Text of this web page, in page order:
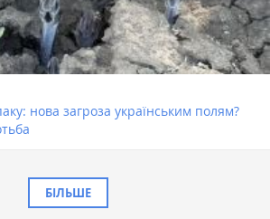
нова загроза українським полям?
БІЛЬШЕ